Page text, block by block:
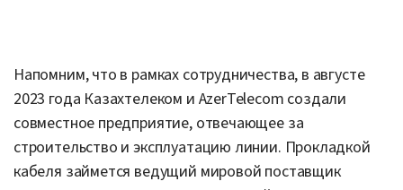
Напомним, что в рамках сотрудничества, в августе
2023 года Казахтелеком и AzerTelecom создали
совместное предприятие, отвечающее за
строительство и эксплуатацию линии. Прокладкой
кабеля займется ведущий мировой поставщик